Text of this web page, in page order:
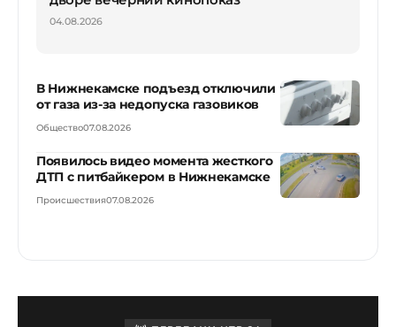
04.08.2026
В Нижнекамске подъезд отключили
от газа из-за недопуска газовиков
Общество07.08.2026
Появилось видео момента жесткого
ДТП с питбайкером в Нижнекамске
Происшествия07.08.2026